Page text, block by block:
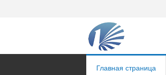
Главная страница